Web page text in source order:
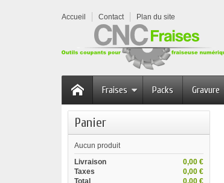
Accueil Contact Plan du site
Fraises Packs Gravure
Panier
Aucun produit
0,00 €
Livraison
0,00 €
Taxes
0,00 €
Total